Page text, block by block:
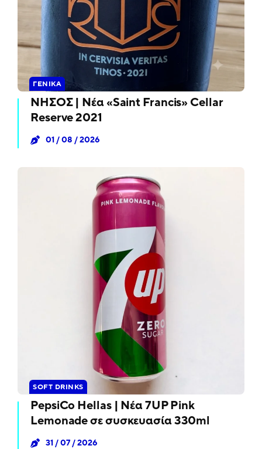
ΓΕΝΙΚΆ
ΝΗΣΟΣ | Νέα «Saint Francis» Cellar
Reserve 2021
01 / 08 / 2026
SOFT DRINKS
PepsiCo Hellas | Νέα 7UP Pink
Lemonade σε συσκευασία 330ml
31 / 07 / 2026